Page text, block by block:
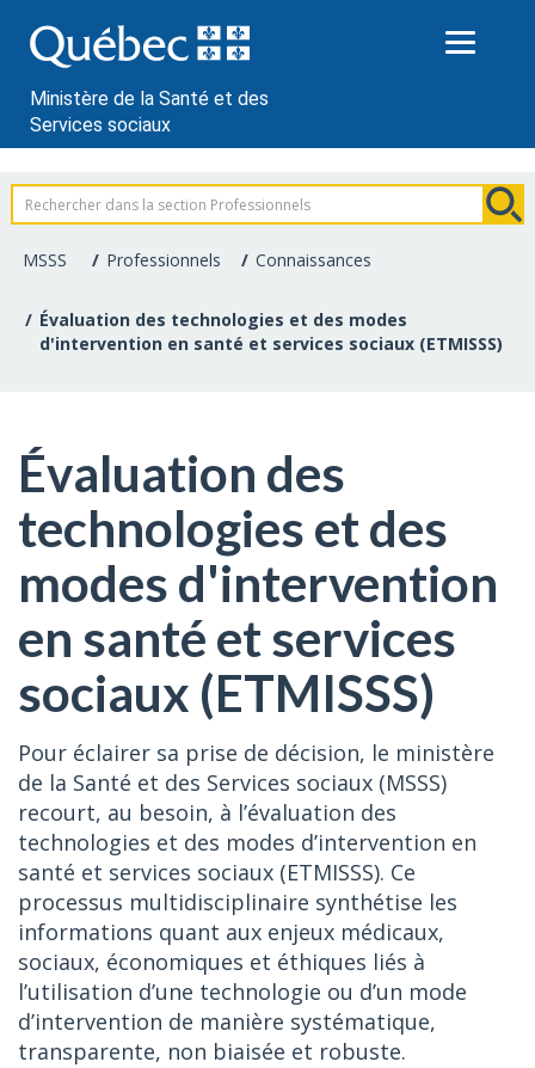
au
contenu
Ministère de la Santé et des
Services sociaux
Information
pour
les
professionnels
la
santé
MSSS Professionnels Connaissances
Évaluation des technologies et des modes
d'intervention en santé et services sociaux (ETMISSS)
Évaluation des
technologies et des
modes d'intervention
en santé et services
sociaux (ETMISSS)
Pour éclairer sa prise de décision, le ministère
de la Santé et des Services sociaux (MSSS)
recourt, au besoin, à l’évaluation des
technologies et des modes d’intervention en
santé et services sociaux (ETMISSS). Ce
processus multidisciplinaire synthétise les
informations quant aux enjeux médicaux,
sociaux, économiques et éthiques liés à
l’utilisation d’une technologie ou d’un mode
d’intervention de manière systématique,
transparente, non biaisée et robuste.